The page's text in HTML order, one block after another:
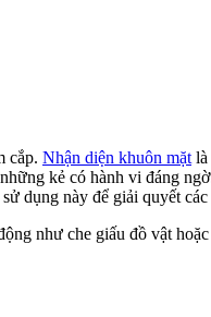
cắp. Nhận diện khuôn mặt là
kẻ có hành vi đáng
dụng này để giải quyết
như che giấu đồ vật